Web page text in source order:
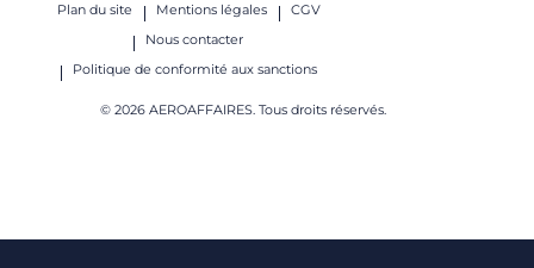
Plan du site Mentions légales
CGV
Nous contacter
Politique de conformité aux sanctions
© 2026 AEROAFFAIRES. Tous droits réservés.